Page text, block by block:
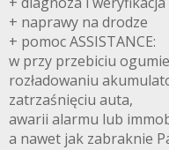
+ naprawy na drodze
+ pomoc ASSISTANCE:
w przy przebiciu
rozładowaniu
zatrzaśnięciu auta,
awarii alarmu lub
a nawet jak zabraknie